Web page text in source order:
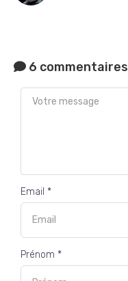
6 commentaires
Email *
Prénom *